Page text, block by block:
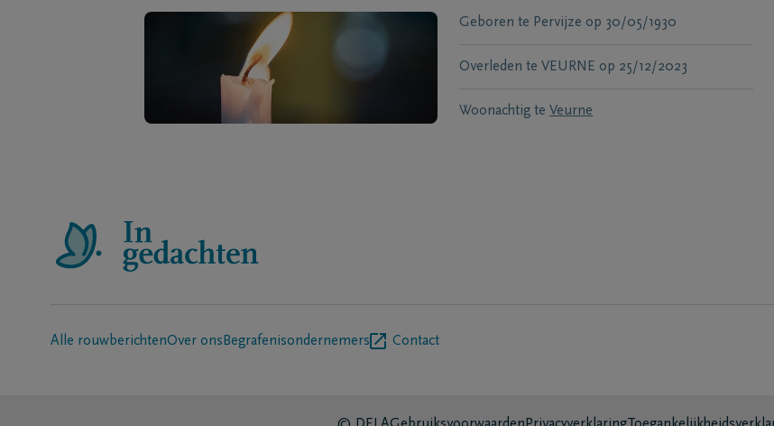
Geboren te Pervijze op 30/05/1930
Overleden te VEURNE op 25/12/2023
Woonachtig te Veurne
Alle rouwberichtenOver ons Begrafenisondernemers Contact